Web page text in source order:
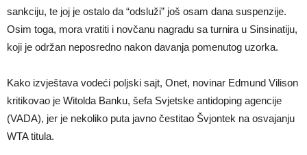
sankciju, te joj je ostalo da “odsluži” još osam dana suspenzije.
Osim toga, mora vratiti i novčanu nagradu sa turnira u Sinsinatiju,
koji je održan neposredno nakon davanja pomenutog uzorka.
Kako izvještava vodeći poljski sajt, Onet, novinar Edmund Vilison
kritikovao je Witolda Banku, šefa Svjetske antidoping agencije
(VADA), jer je nekoliko puta javno čestitao Švjontek na osvajanju
WTA titula.